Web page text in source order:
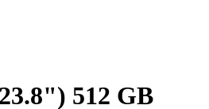
512 GB